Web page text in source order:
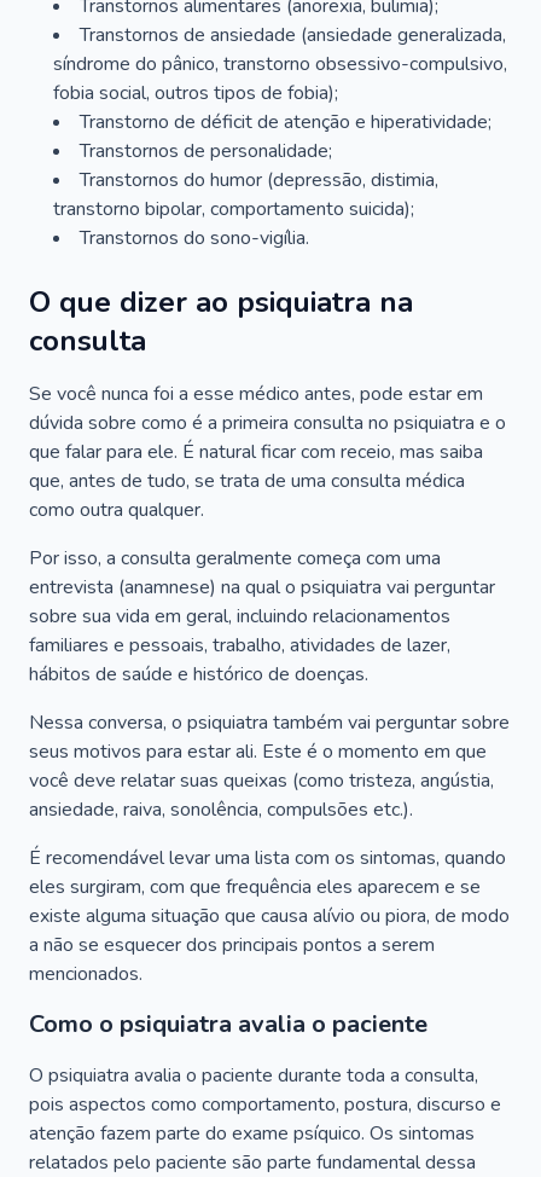
Transtornos alimentares (anorexia, bulimia);
Transtornos de ansiedade (ansiedade generalizada,
síndrome do pânico, transtorno obsessivo-compulsivo,
fobia social, outros tipos de fobia);
Transtorno de déficit de atenção e hiperatividade;
Transtornos de personalidade;
Transtornos do humor (depressão, distimia,
transtorno bipolar, comportamento suicida);
Transtornos do sono-vigília.
O que dizer ao psiquiatra na
consulta
Se você nunca foi a esse médico antes, pode estar em
dúvida sobre como é a primeira consulta no psiquiatra e o
que falar para ele. É natural ficar com receio, mas saiba
que, antes de tudo, se trata de uma consulta médica
como outra qualquer.
Por isso, a consulta geralmente começa com uma
entrevista (anamnese) na qual o psiquiatra vai perguntar
sobre sua vida em geral, incluindo relacionamentos
familiares e pessoais, trabalho, atividades de lazer,
hábitos de saúde e histórico de doenças.
Nessa conversa, o psiquiatra também vai perguntar sobre
seus motivos para estar ali. Este é o momento em que
você deve relatar suas queixas (como tristeza, angústia,
ansiedade, raiva, sonolência, compulsões etc.).
É recomendável levar uma lista com os sintomas, quando
eles surgiram, com que frequência eles aparecem e se
existe alguma situação que causa alívio ou piora, de modo
a não se esquecer dos principais pontos a serem
mencionados.
Como o psiquiatra avalia o paciente
O psiquiatra avalia o paciente durante toda a consulta,
pois aspectos como comportamento, postura, discurso e
atenção fazem parte do exame psíquico. Os sintomas
relatados pelo paciente são parte fundamental dessa